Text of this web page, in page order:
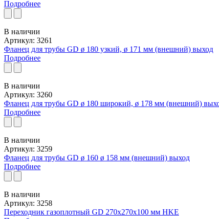
Подробнее
В наличии
Артикул: 3261
Фланец для трубы GD ø 180 узкий, ø 171 мм (внешний) выход
Подробнее
В наличии
Артикул: 3260
Фланец для трубы GD ø 180 широкий, ø 178 мм (внешний)
Подробнее
В наличии
Артикул: 3259
Фланец для трубы GD ø 160 ø 158 мм (внешний) выход
Подробнее
В наличии
Артикул: 3258
Переходник газоплотный GD 270x270x100 мм HKE